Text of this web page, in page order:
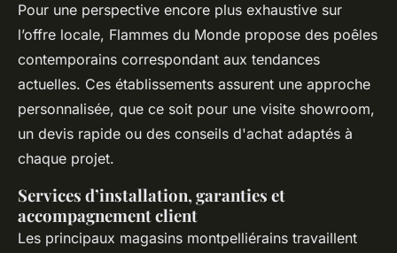
Pour une perspective encore plus exhaustive sur
l’offre locale, Flammes du Monde propose des poêles
contemporains correspondant aux tendances
actuelles. Ces établissements assurent une approche
personnalisée, que ce soit pour une visite showroom,
un devis rapide ou des conseils d'achat adaptés à
chaque projet.
Services d’installation, garanties et
accompagnement client
Les principaux magasins montpelliérains travaillent